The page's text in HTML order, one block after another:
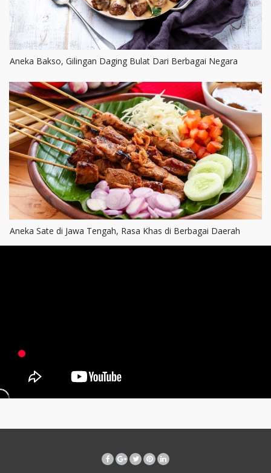
Aneka Bakso, Gilingan Daging Bulat Dari Berbagai Negara
Aneka Sate di Jawa Tengah, Rasa Khas di Berbagai Daerah